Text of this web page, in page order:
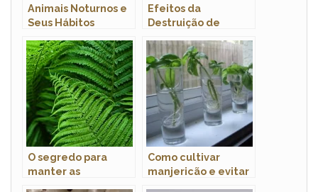
Animais Noturnos e
Seus Hábitos
Efeitos da
Destruição de
Populações Animais
O segredo para
manter as
Como cultivar
manjericão e evitar